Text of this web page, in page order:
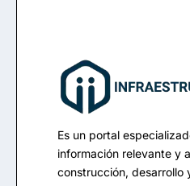
Es un portal
información relevante y
construcción, desarrollo